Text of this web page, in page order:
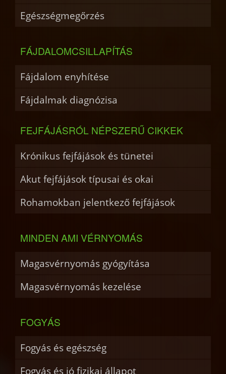
Egészségmegőrzés
FÁJDALOMCSILLAPÍTÁS
Fájdalom enyhítése
Fájdalmak diagnózisa
FEJFÁJÁSRÓL NÉPSZERŰ CIKKEK
Krónikus fejfájások és tünetei
Akut fejfájások típusai és okai
Rohamokban jelentkező fejfájások
MINDEN AMI VÉRNYOMÁS
Magasvérnyomás gyógyítása
Magasvérnyomás kezelése
FOGYÁS
Fogyás és egészség
Fogyás és jó fizikai állapot